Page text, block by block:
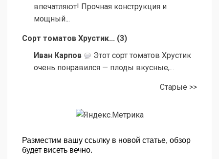
впечатляют! Прочная конструкция и
мощный...
Сорт томатов Хрустик... (3)
Иван Карпов
Этот сорт томатов Хрустик
очень понравился — плоды вкусные,...
Старые >>
Разместим вашу ссылку в новой статье, обзор
будет висеть вечно.